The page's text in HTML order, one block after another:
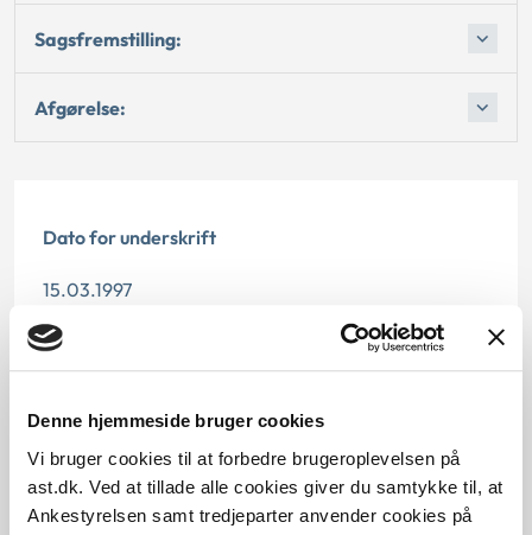
Denne hjemmeside bruger cookies
Vi bruger cookies til at forbedre brugeroplevelsen på
ast.dk. Ved at tillade alle cookies giver du samtykke til, at
Ankestyrelsen samt tredjeparter anvender cookies på
Sagsfremstilling:
Afgørelse:
Dato for underskrift
15.03.1997
Offentliggørelsesdato
Paragraf
§ 49 § 42